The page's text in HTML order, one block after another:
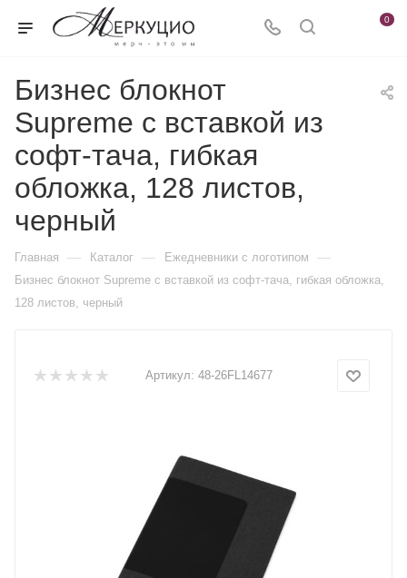
0
Бизнес блокнот
Supreme с вставкой из
софт-тача, гибкая
обложка, 128 листов,
черный
Главная — Каталог — Ежедневники c логотипом —
Бизнес блокнот Supreme с вставкой из софт-тача, гибкая обложка,
128 листов, черный
Артикул: 48-26FL14677